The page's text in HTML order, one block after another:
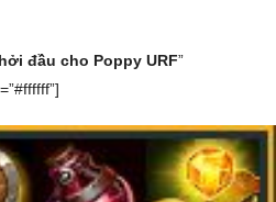
đầu cho Poppy URF”